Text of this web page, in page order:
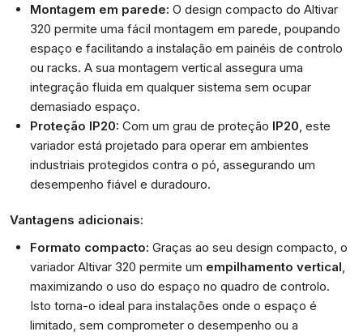
Montagem em parede: O design compacto do Altivar
320 permite uma fácil montagem em parede, poupando
espaço e facilitando a instalação em painéis de controlo
ou racks. A sua montagem vertical assegura uma
integração fluida em qualquer sistema sem ocupar
demasiado espaço.
Proteção IP20: Com um grau de proteção IP20, este
variador está projetado para operar em ambientes
industriais protegidos contra o pó, assegurando um
desempenho fiável e duradouro.
Vantagens adicionais:
Formato compacto: Graças ao seu design compacto, o
variador Altivar 320 permite um empilhamento vertical,
maximizando o uso do espaço no quadro de controlo.
Isto torna-o ideal para instalações onde o espaço é
limitado, sem comprometer o desempenho ou a